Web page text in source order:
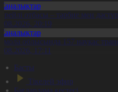
отбасы – тәрбие мен
20:19
облысында 157 науқас
17:11
Басты
Тікелей эфир
Бағдарлама кестесі